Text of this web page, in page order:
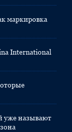
маркировка
International
уже называют